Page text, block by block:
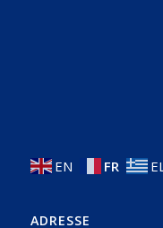
EN FR EL
ADRESSE